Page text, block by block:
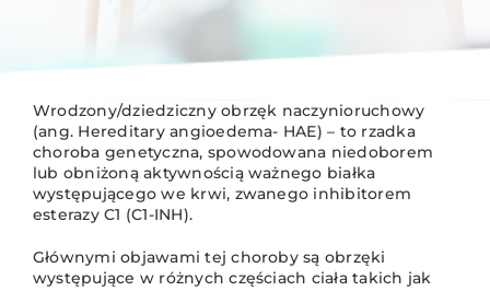
Wrodzony/dziedziczny obrzęk naczynioruchowy
(ang. Hereditary angioedema- HAE) – to rzadka
choroba genetyczna, spowodowana niedoborem
lub obniżoną aktywnością ważnego białka
występującego we krwi, zwanego inhibitorem
esterazy C1 (C1-INH).
Głównymi objawami tej choroby są obrzęki
występujące w różnych częściach ciała takich jak